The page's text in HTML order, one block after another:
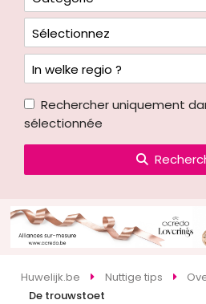
Rechercher uniquement
sélectionnée
Huwelijk.be Nuttige tips
De trouwstoet